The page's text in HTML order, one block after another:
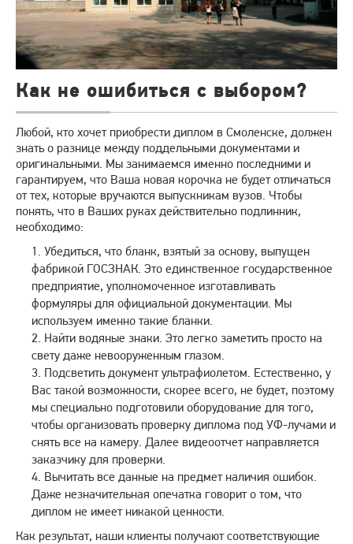
Как не ошибиться с выбором?
Любой, кто хочет приобрести диплом в Смоленске, должен
знать о разнице между поддельными документами и
оригинальными. Мы занимаемся именно последними и
гарантируем, что Ваша новая корочка не будет отличаться
от тех, которые вручаются выпускникам вузов. Чтобы
понять, что в Ваших руках действительно подлинник,
необходимо:
Убедиться, что бланк, взятый за основу, выпущен
фабрикой ГОСЗНАК. Это единственное государственное
предприятие, уполномоченное изготавливать
формуляры для официальной документации. Мы
используем именно такие бланки.
Найти водяные знаки. Это легко заметить просто на
свету даже невооруженным глазом.
Подсветить документ ультрафиолетом. Естественно, у
Вас такой возможности, скорее всего, не будет, поэтому
мы специально подготовили оборудование для того,
чтобы организовать проверку диплома под УФ-лучами и
снять все на камеру. Далее видеоотчет направляется
заказчику для проверки.
Вычитать все данные на предмет наличия ошибок.
Даже незначительная опечатка говорит о том, что
диплом не имеет никакой ценности.
Как результат, наши клиенты получают соответствующие